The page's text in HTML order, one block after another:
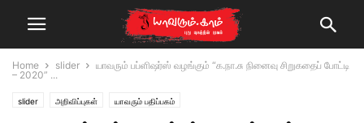
Home slider
யாவரும் பப்ளிஷர்ஸ் வழங்கும் “க.நா.சு நினைவு சிறுகதைப் போட்டி
– 2020” ...
slider அறிவிப்புகள் யாவரும் பதிப்பகம்